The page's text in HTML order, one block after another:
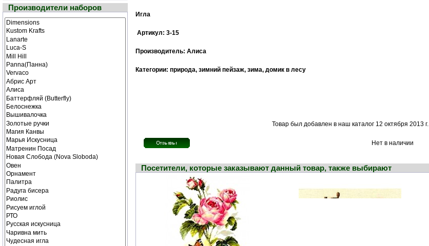
Производители наборов
Игла
Артикул: 3-15
Производитель: Алиса
Категории: природа, зимний пейзаж, зима, домик в лесу
Товар был добавлен в наш каталог 12 октября 2013 г.
Нет в наличии
Посетители, которые заказывают данный товар, также выбирают